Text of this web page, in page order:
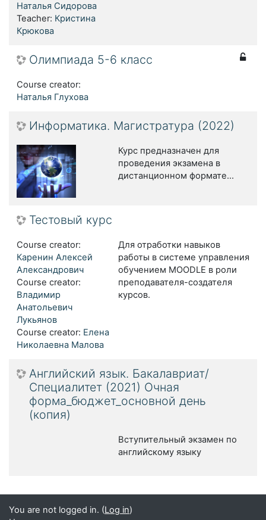
Наталья Сидорова
Teacher: Кристина
Крюкова
Олимпиада 5-6 класс
Course creator:
Наталья Глухова
Информатика. Магистратура (2022)
Курс предназначен для
проведения экзамена в
дистанционном формате...
Тестовый курс
Для отработки навыков
работы в системе управления
обучением MOODLE в роли
преподавателя-создателя
курсов.
Course creator:
Каренин Алексей
Александрович
Course creator:
Владимир
Анатольевич
Лукьянов
Course creator: Елена
Николаевна Малова
Английский язык. Бакалавриат/
Специалитет (2021) Очная
форма_бюджет_основной день
(копия)
Вступительный экзамен по
английскому языку
You are not logged in. (Log in)